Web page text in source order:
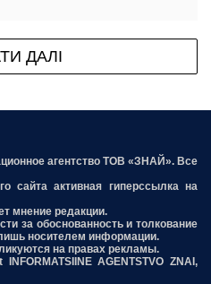
ДАЛІ
агентство ТОВ «ЗНАЙ». Все
сайта активная гиперссылка на
мнение редакции.
за обоснованность и толкование
носителем информации.
на правах рекламы.
AGENTSTVO ZNAI,